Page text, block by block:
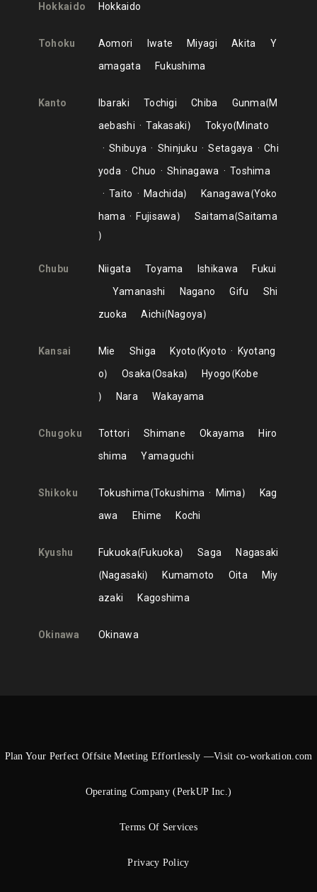
Hokkaido Hokkaido
Tohoku Aomori Iwate Miyagi Akita
Y
amagata
Fukushima
Kanto Ibaraki Tochigi Chiba Gunma M
aebashi
Takasaki Tokyo Minato
Shibuya
Shinjuku Setagaya
Chi
yoda
Chuo Shinagawa
Toshima
Taito
Machida Kanagawa Yoko
hama
Fujisawa Saitama Saitama
Chubu Niigata Toyama Ishikawa
Fukui
Yamanashi
Nagano Gifu
Shi
zuoka
Aichi Nagoya
Kansai Mie Shiga Kyoto Kyoto
Kyotang
o
Osaka Osaka Hyogo Kobe
Nara
Wakayama
Chugoku Tottori Shimane Okayama
Hiro
shima
Yamaguchi
Shikoku Tokushima Tokushima Mima
Kag
awa
Ehime Kochi
Kyushu Fukuoka Fukuoka Saga
Nagasaki
Nagasaki
Kumamoto Oita
Miy
azaki
Kagoshima
Okinawa Okinawa
Plan Your Perfect Offsite Meeting Effortlessly —Visit co-workation.com
Operating Company (PerkUP Inc.)
Terms Of Services
Privacy Policy